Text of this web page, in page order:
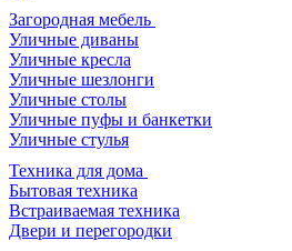
Загородная мебель
Уличные диваны
Уличные кресла
Уличные шезлонги
Уличные столы
Уличные пуфы и банкетки
Уличные стулья
Техника для дома
Бытовая техника
Встраиваемая техника
Двери и перегородки